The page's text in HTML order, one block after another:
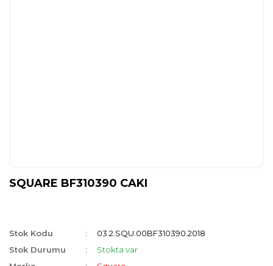
SQUARE BF310390 CAKI
Stok Kodu
03.2.SQU.00BF310390.2018
Stok Durumu
Stokta var